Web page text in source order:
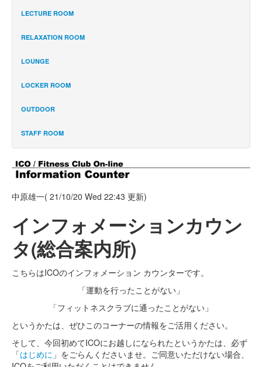
LECTURE ROOM
RELAXATION ROOM
LOUNGE
LOCKER ROOM
OUTDOOR
STAFF ROOM
中原雄一( 21/10/20 Wed 22:43 更新)
インフォメーションカウン
タ(総合案内所)
こちらはICOのインフォメーション カウンターです。
「運動を行ったことがない」
「フィットネスクラブに通ったことがない」
というかたは、ぜひこのコーナーの情報をご活用ください。
そして、今回初めてICOにお越しになられたというかたは、必ず
「はじめに 」をごらんくださいませ。ご同意いただけない場合、